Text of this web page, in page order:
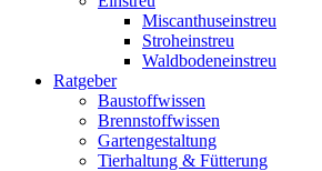
Miscanthuseinstreu
Stroheinstreu
Waldbodeneinstreu
Ratgeber
Baustoffwissen
Brennstoffwissen
Gartengestaltung
Tierhaltung & Fütterung